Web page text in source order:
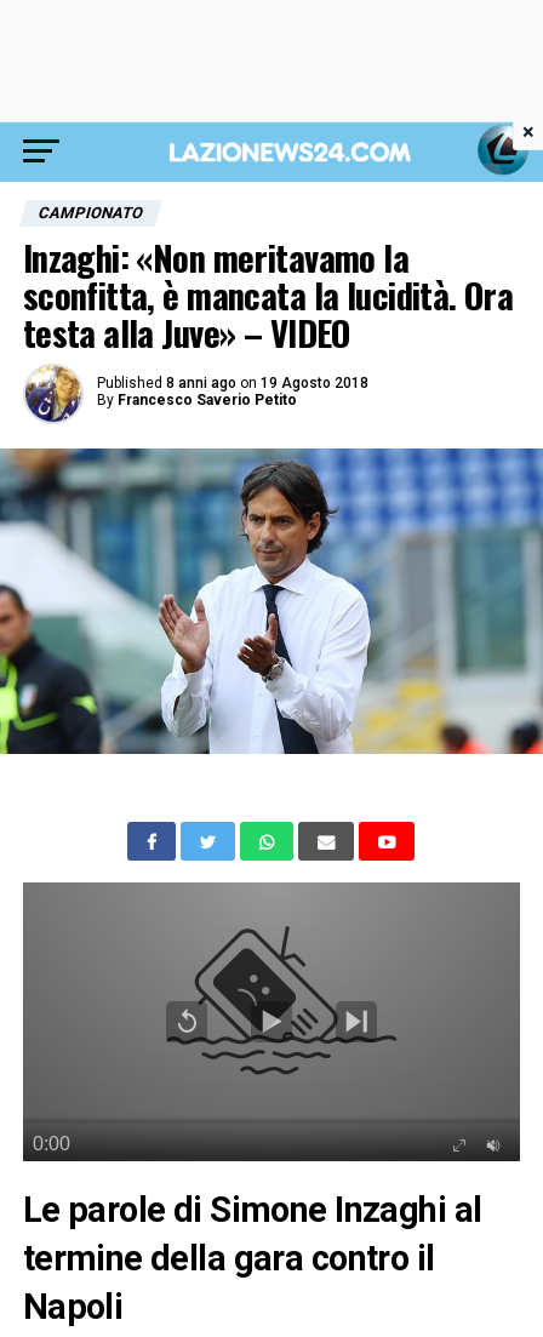
CAMPIONATO
Inzaghi: «Non meritavamo la
sconfitta, è mancata la lucidità. Ora
testa alla Juve» – VIDEO
Published 8 anni ago on 19 Agosto 2018
By Francesco Saverio Petito
Le parole di Simone Inzaghi al
termine della gara contro il
Napoli
×